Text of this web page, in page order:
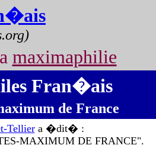
maximaphilie
Fran�ais
de France
Telliera �dit� :
MAXIMUM DE FRANCE".